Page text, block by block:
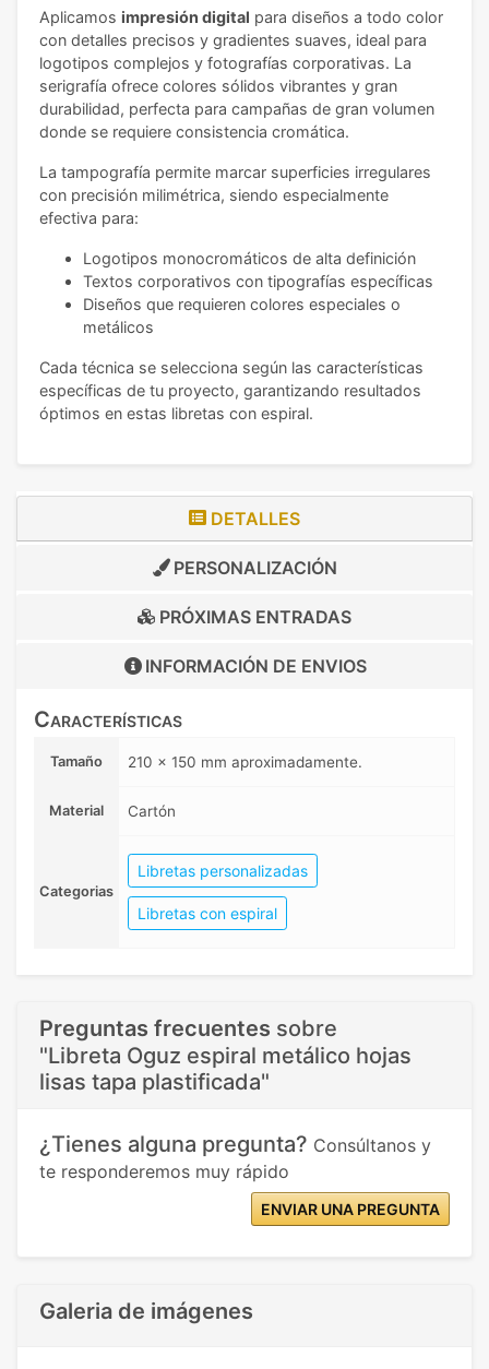
Aplicamos impresión digital para diseños a todo color
con detalles precisos y gradientes suaves, ideal para
logotipos complejos y fotografías corporativas. La
serigrafía ofrece colores sólidos vibrantes y gran
durabilidad, perfecta para campañas de gran volumen
donde se requiere consistencia cromática.
La tampografía permite marcar superficies irregulares
con precisión milimétrica, siendo especialmente
efectiva para:
Logotipos monocromáticos de alta definición
Textos corporativos con tipografías específicas
Diseños que requieren colores especiales o
metálicos
Cada técnica se selecciona según las características
específicas de tu proyecto, garantizando resultados
óptimos en estas libretas con espiral.
DETALLES
PERSONALIZACIÓN
PRÓXIMAS ENTRADAS
INFORMACIÓN DE ENVIOS
Características
Tamaño 210 x 150 mm aproximadamente.
Material Cartón
Categorias
Libretas personalizadas
Libretas con espiral
Preguntas frecuentes sobre
"Libreta Oguz espiral metálico hojas
lisas tapa plastificada"
¿Tienes alguna pregunta? Consúltanos y
te responderemos muy rápido
ENVIAR UNA PREGUNTA
Galeria de imágenes